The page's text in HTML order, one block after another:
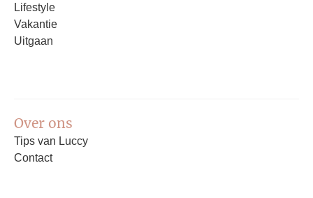
Lifestyle
Vakantie
Uitgaan
Over ons
Tips van Luccy
Contact